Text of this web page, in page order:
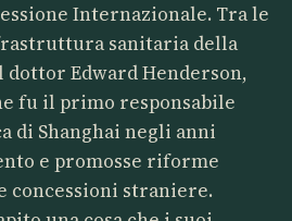
Internazionale. Tra le
sanitaria della
dottor Edward Henderson,
fu il primo responsabile
di Shanghai negli anni
e promosse riforme
straniere.